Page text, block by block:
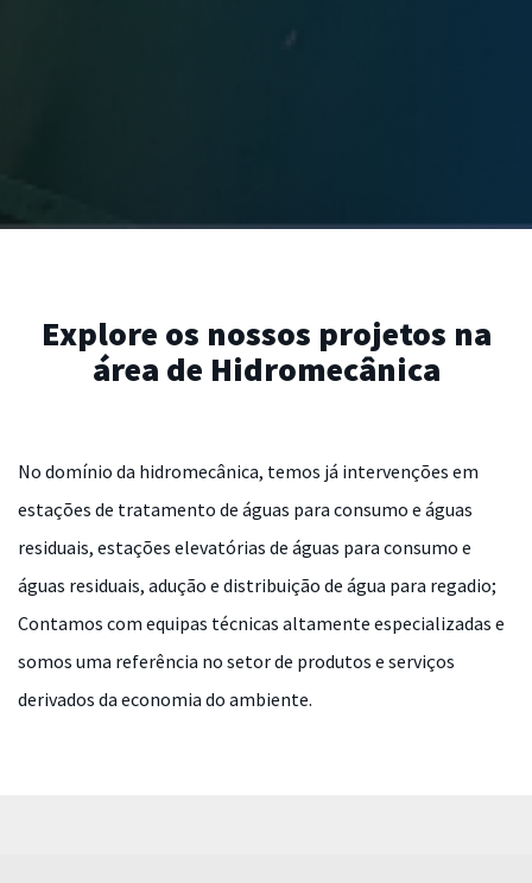
Explore os nossos projetos na
área de Hidromecânica
No domínio da hidromecânica, temos já intervenções em
estações de tratamento de águas para consumo e águas
residuais, estações elevatórias de águas para consumo e
águas residuais, adução e distribuição de água para regadio;
Contamos com equipas técnicas altamente especializadas e
somos uma referência no setor de produtos e serviços
derivados da economia do ambiente.